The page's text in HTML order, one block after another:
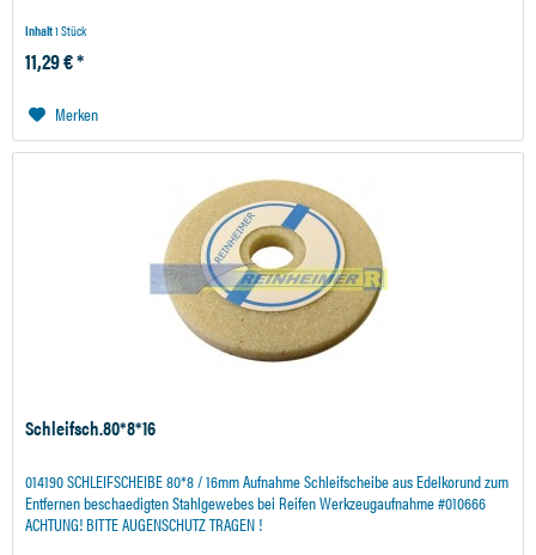
Inhalt1 Stück
11,29 € *
Merken
Schleifsch.80*8*16
014190 SCHLEIFSCHEIBE 80*8 / 16mm Aufnahme Schleifscheibe aus Edelkorund zum
Entfernen beschaedigten Stahlgewebes bei Reifen Werkzeugaufnahme #010666
ACHTUNG! BITTE AUGENSCHUTZ TRAGEN !